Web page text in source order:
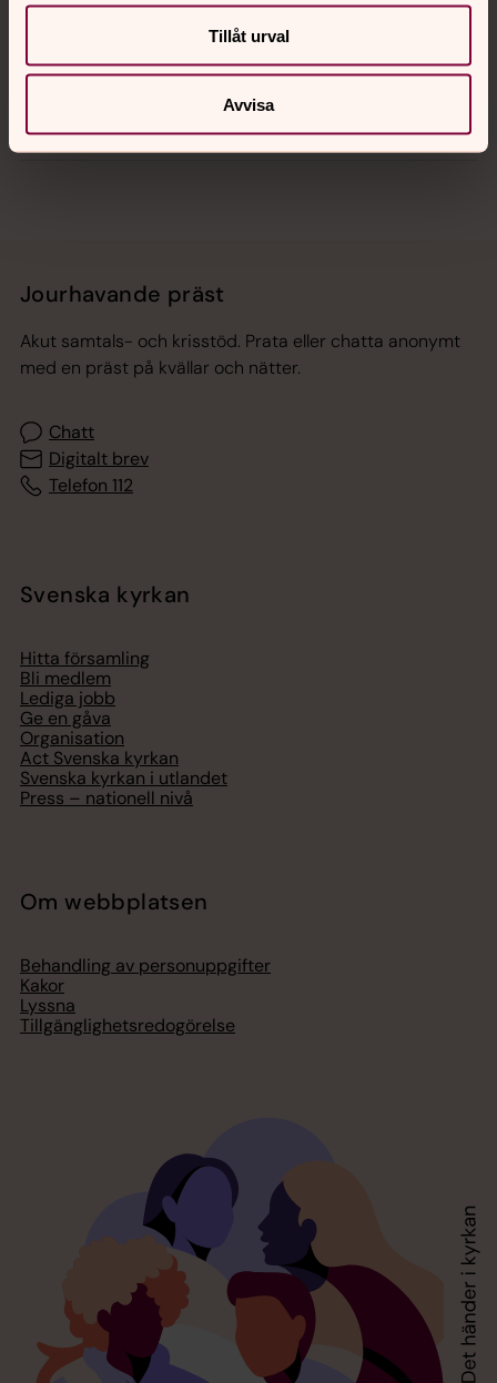
Tillåt urval
Avvisa
Jourhavande präst
Akut samtals- och krisstöd. Prata eller chatta anonymt
med en präst på kvällar och nätter.
Chatt
Digitalt brev
Telefon 112
Svenska kyrkan
Hitta församling
Bli medlem
Lediga jobb
Ge en gåva
Organisation
Act Svenska kyrkan
Svenska kyrkan i utlandet
Press – nationell nivå
Om webbplatsen
Behandling av personuppgifter
Kakor
Lyssna
Tillgänglighetsredogörelse